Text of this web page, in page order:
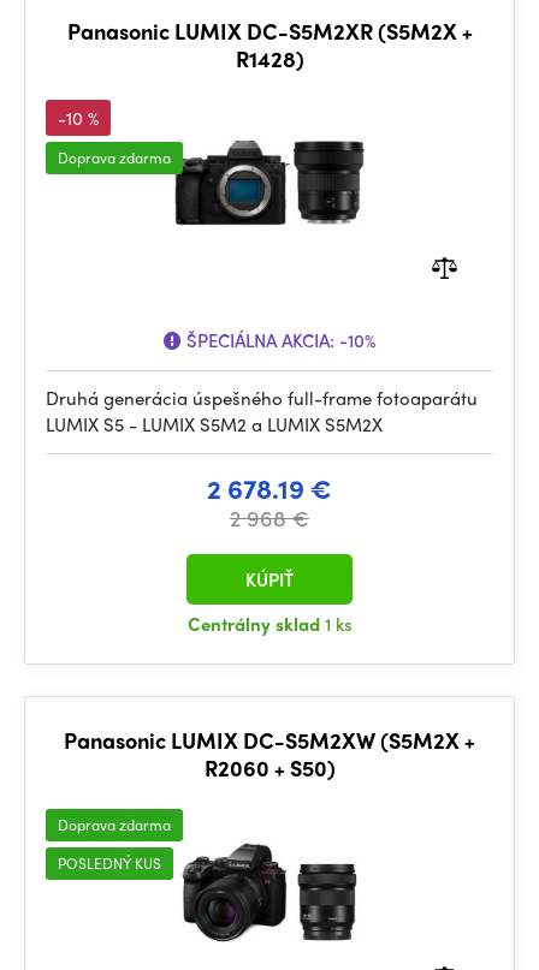
Panasonic LUMIX DC-S5M2XR (S5M2X +
R1428)
-10 %
Doprava zdarma
ŠPECIÁLNA AKCIA: -10%
Druhá generácia úspešného full-frame fotoaparátu
LUMIX S5 - LUMIX S5M2 a LUMIX S5M2X
2 678.19 €
2 968 €
Centrálny sklad1 ks
KÚPIŤ
Panasonic LUMIX DC-S5M2XW (S5M2X +
R2060 + S50)
Doprava zdarma
POSLEDNÝ KUS